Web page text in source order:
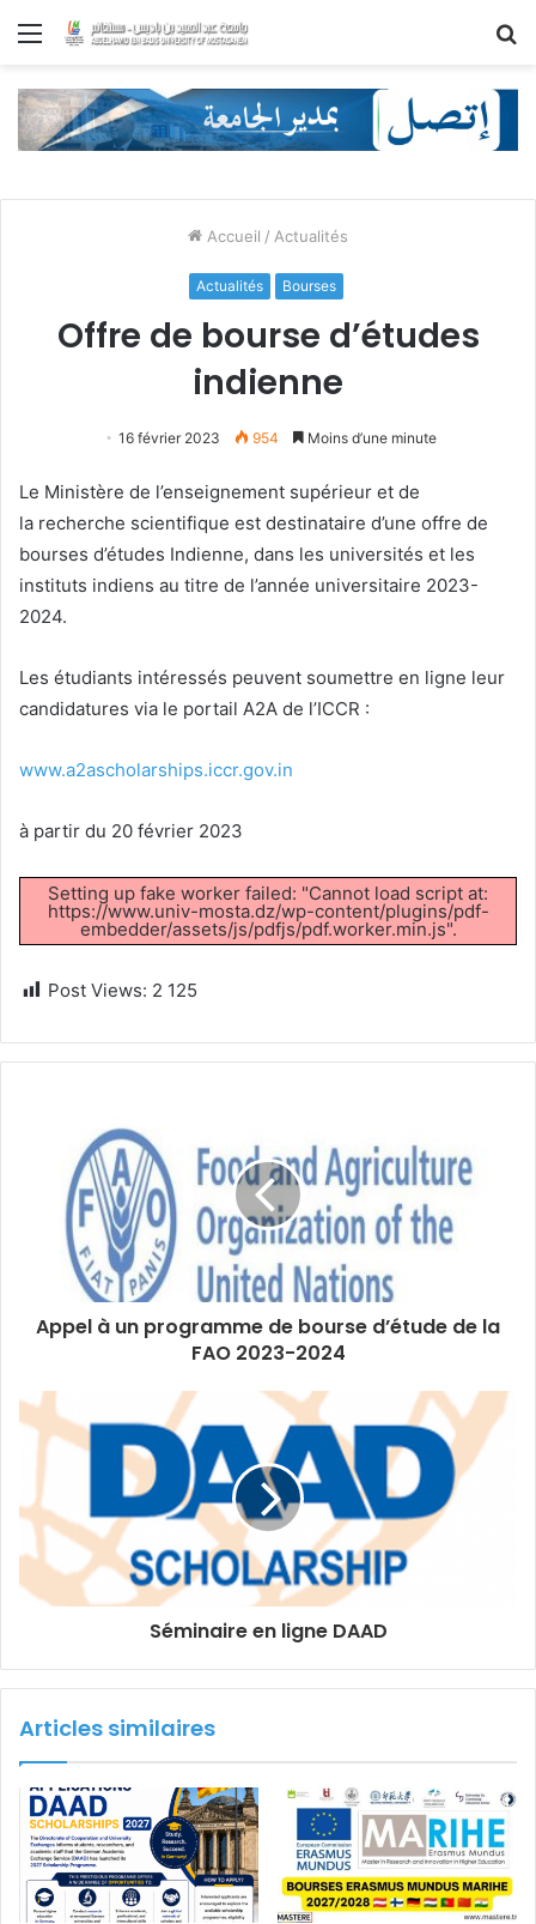
Menu
Accueil / Actualités
Actualités Bourses
Offre de bourse d’études
indienne
16 février 2023 954 Moins d’une minute
Le Ministère de l’enseignement supérieur et de
la recherche scientifique est destinataire d’une offre de
bourses d’études Indienne, dans les universités et les
instituts indiens au titre de l’année universitaire 2023-
2024.
Les étudiants intéressés peuvent soumettre en ligne leur
candidatures via le portail A2A de l’ICCR :
www.a2ascholarships.iccr.gov.in
à partir du 20 février 2023
Setting up fake worker failed: "Cannot load script at:
https://www.univ-mosta.dz/wp-content/plugins/pdf-
embedder/assets/js/pdfjs/pdf.worker.min.js".
Post Views: 2 125
Appel à un programme de bourse d’étude de la
FAO 2023-2024
Séminaire en ligne DAAD
Articles similaires